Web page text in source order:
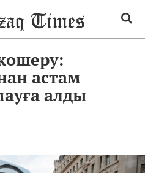
астам
алды